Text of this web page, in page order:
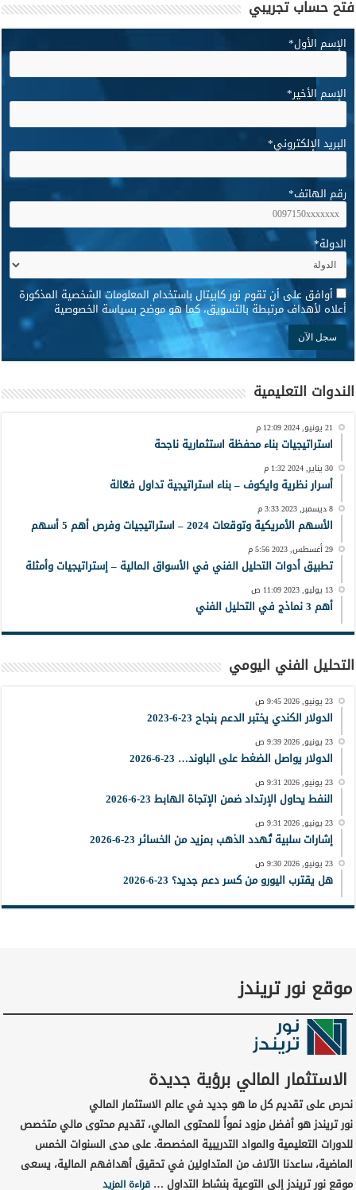
فتح حساب تجريبي
الإسم الأول*
الإسم الأخير*
البريد الإلكتروني*
رقم الهاتف*
الدولة*
* أوافق على أن تقوم نور كابيتال باستخدام المعلومات الشخصية المذكورة
أعلاه لأهداف مرتبطة بالتسويق، كما هو موضح بسياسة الخصوصية
الندوات التعليمية
21 يونيو, 2024 12:09 م
استراتيجيات بناء محفظة استثمارية ناجحة
30 يناير, 2024 1:32 م
أسرار نظرية وايكوف – بناء استراتيجية تداول فعّالة
8 ديسمبر, 2023 3:33 م
الأسهم الأمريكية وتوقعات 2024 – استراتيجيات وفرص أهم 5 أسهم
29 أغسطس, 2023 5:56 م
تطبيق أدوات التحليل الفني في الأسواق المالية – إستراتيجيات وأمثلة
13 يوليو, 2023 11:09 ص
أهم 3 نماذج في التحليل الفني
التحليل الفني اليومي
23 يونيو, 2026 9:45 ص
الدولار الكندي يختبر الدعم بنجاح 23-6-2023
23 يونيو, 2026 9:39 ص
الدولار يواصل الضغط على الباوند… 23-6-2026
23 يونيو, 2026 9:31 ص
النفط يحاول الإرتداد ضمن الإتجاة الهابط 23-6-2026
23 يونيو, 2026 9:31 ص
إشارات سلبية تُهدد الذهب بمزيد من الخسائر 23-6-2026
23 يونيو, 2026 9:30 ص
هل يقترب اليورو من كسر دعم جديد؟ 23-6-2026
موقع نور تريندز
الاستثمار المالي برؤية جديدة
نحرص على تقديم كل ما هو جديد في عالم الاستثمار المالي
نور تريندز هو أفضل مزود نمواً للمحتوى المالي، تقديم محتوى مالي متخصص
للدورات التعليمية والمواد التدريبية المخصصة. على مدى السنوات الخمس
الماضية، ساعدنا الآلاف من المتداولين في تحقيق أهدافهم المالية، يسعى
موقع نور تريندز إلى التوعية بنشاط التداول …قراءة المزيد